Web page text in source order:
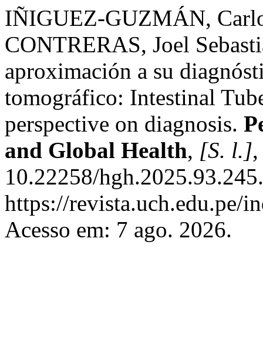
IÑIGUEZ-GUZMÁN,
CONTRERAS, Joel
aproximación a su
tomográfico: Intestinal
perspective on diagnosis.
and Global Health, [S. l.]
10.22258/
https://revista.uch.edu.pe/
Acesso em: 7 ago. 2026.